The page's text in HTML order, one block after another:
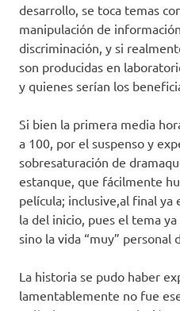
desarrollo, se toca temas
manipulación de
discriminación, y si
son producidas en
y quienes serían los
Si bien la primera media
a 100, por el suspenso y
sobresaturación de
estanque, que fácilmente
película; inclusive,al final
la del inicio, pues el tema
sino la vida “muy” personal
La historia se pudo haber
lamentablemente no fue